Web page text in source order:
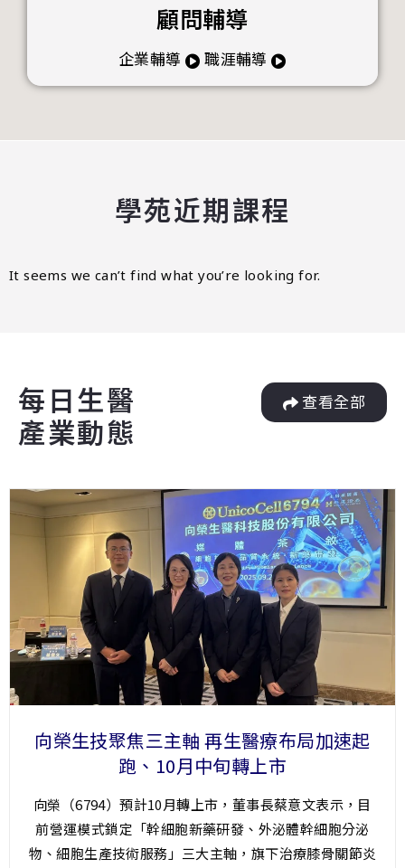
顧問輔導
企業輔導 職涯輔導
學苑近期課程
It seems we can’t find what you’re looking for.
每日生醫
產業動態
查看全部
向榮生技聚焦三主軸 再生醫療布局加速起
跑、10月中旬轉上市
向榮（6794）預計10月轉上市，董事長蔡意文表示，目
前營運模式鎖定「幹細胞新藥研發、外泌體幹細胞分泌
物、細胞生產技術服務」三大主軸，旗下治療膝骨關節炎